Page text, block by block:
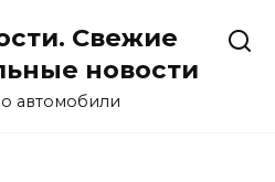
Свежие
новости
автомобили